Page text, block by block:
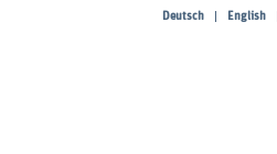
Deutsch English